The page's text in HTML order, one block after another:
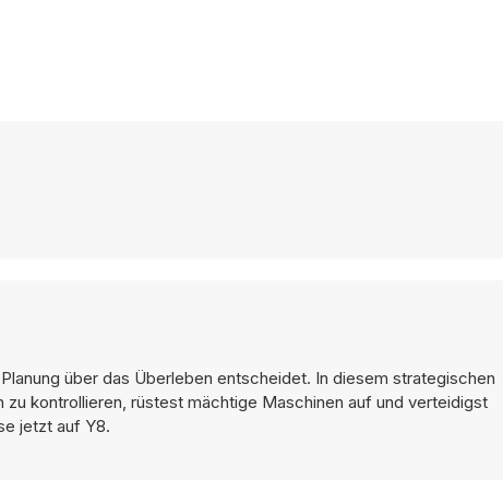
über das Überleben entscheidet. In diesem strategischen
kontrollieren, rüstest mächtige Maschinen auf und verteidigst
jetzt auf Y8.